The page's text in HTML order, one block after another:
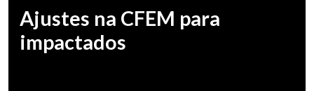
Ajustes na CFEM para
impactados